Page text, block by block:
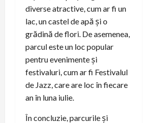
diverse atractive, cum ar fi un
lac, un castel de apă și o
grădină de flori. De asemenea,
parcul este un loc popular
pentru evenimente și
festivaluri, cum ar fi Festivalul
de Jazz, care are loc în fiecare
an în luna iulie.
În concluzie, parcurile și